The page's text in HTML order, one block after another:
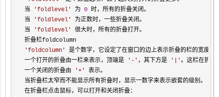
当
'foldlevel ' 为 0 时，所有的折叠关闭。
当
'foldlevel '
为正数时，一些折叠关闭。
当
'foldlevel '
很大时，所有的折叠打开。
'foldcolumn '
是个数字，它设定了在窗口的边上表示折叠的栏的宽度
一个打开的折叠由一栏来表示，顶端是
' - ' ，其下方是 ' '。这栏在折叠
一个关闭的折叠由
'+ '
表示。
当折叠栏太窄而不能显示所有折叠时，显示一数字来表示嵌套的级别。